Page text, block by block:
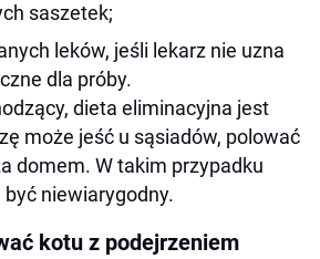
saszetek;
leków, jeśli lekarz nie uzna
dla próby.
dieta eliminacyjna jest
może jeść u sąsiadów, polować
domem. W takim przypadku
niewiarygodny.
kotu z podejrzeniem